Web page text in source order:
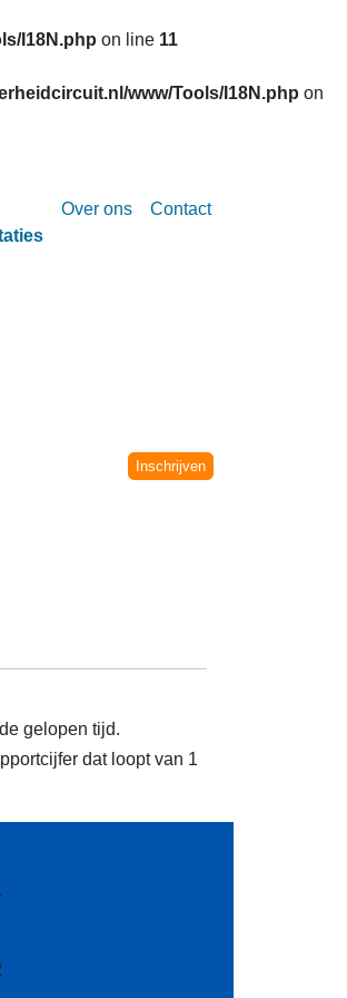
I18N.php on line 11
www/Tools/I18N.php on
Over ons Contact
Inschrijven
gelopen tijd.
dat loopt van 1